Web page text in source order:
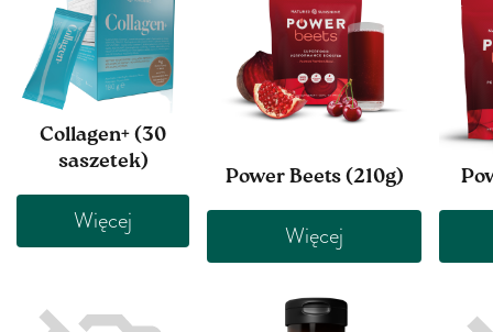
Collagen+ (30
saszetek)
Więcej
Power Beets (210g)
Więcej